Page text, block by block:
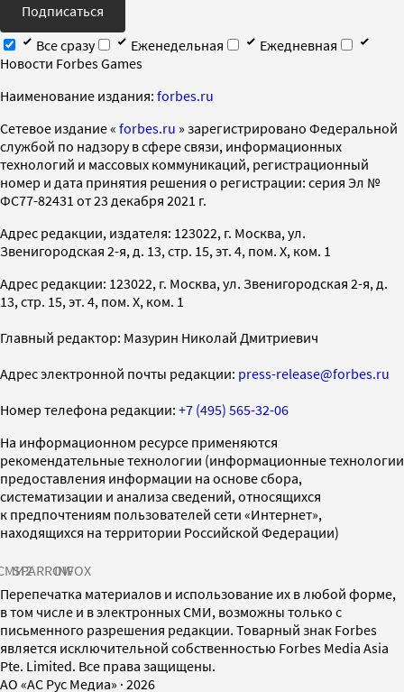
Подписаться
Все сразу
Еженедельная
Ежедневная
Новости Forbes Games
Наименование издания: forbes.ru
Cетевое издание « forbes.ru » зарегистрировано Федеральной
службой по надзору в сфере связи, информационных
технологий и массовых коммуникаций, регистрационный
номер и дата принятия решения о регистрации: серия Эл №
ФС77-82431 от 23 декабря 2021 г.
Адрес редакции, издателя: 123022, г. Москва, ул.
Звенигородская 2-я, д. 13, стр. 15, эт. 4, пом. X, ком. 1
Адрес редакции: 123022, г. Москва, ул. Звенигородская 2-я, д.
13, стр. 15, эт. 4, пом. X, ком. 1
Главный редактор: Мазурин Николай Дмитриевич
Адрес электронной почты редакции: press-release@forbes.ru
Номер телефона редакции: +7 (495) 565-32-06
На информационном ресурсе применяются
рекомендательные технологии (информационные технологии
предоставления информации на основе сбора,
систематизации и анализа сведений, относящихся
к предпочтениям пользователей сети «Интернет»,
находящихся на территории Российской Федерации)
SPARROWINFOX
Перепечатка материалов и использование их в любой форме,
в том числе и в электронных СМИ, возможны только с
письменного разрешения редакции. Товарный знак Forbes
является исключительной собственностью Forbes Media Asia
Pte. Limited. Все права защищены.
AO «АС Рус Медиа» · 2026